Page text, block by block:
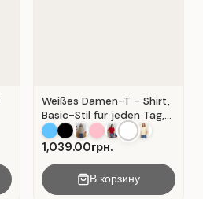
Weißes Damen-T - Shirt,
Basic-Stil für jeden Tag,
Material: Weißer Kater
1,039.00грн.
В корзину